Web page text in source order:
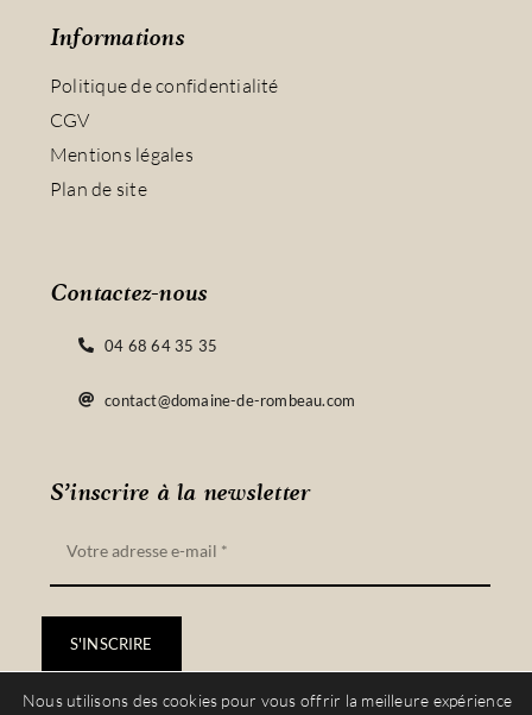
Informations
Politique de confidentialité
CGV
Mentions légales
Plan de site
S’inscrire à la newsletter
S'INSCRIRE
Contactez-nous
04 68 64 35 35
contact@domaine-de-rombeau.com
Nous utilisons des cookies pour vous offrir la meilleure expérience